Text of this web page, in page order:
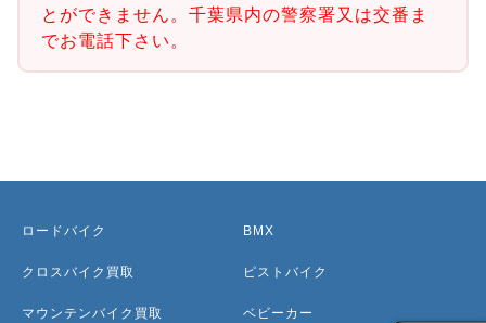
とができません。千葉県内の警察署又は交番ま
でお電話下さい。
ロードバイク
クロスバイク買取
マウンテンバイク買取
BMX
ピストバイク
ベビーカー